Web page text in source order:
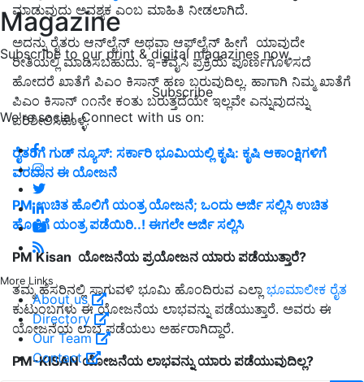
Magazine
Subscribe to our print & digital magazines now
Subscribe
We're social. Connect with us on:
More Links
About us
Directory
Our Team
Contact
ಮಾಡುವುದು ಅವಶ್ಯಕ ಎಂಬ ಮಾಹಿತಿ ನೀಡಲಾಗಿದೆ.
ಅದನ್ನು ರೈತರು ಆನ್‌ಲೈನ್ ಅಥವಾ ಆಫ್‌ಲೈನ್‌ ಹೀಗೆ ಯಾವುದೇ
ರೀತಿಯಲ್ಲಿ ಮಾಡಿಸಬಹುದು. ಇ-ಕೆವೈಸಿ ಪ್ರಕ್ರಿಯೆ ಪೂರ್ಣಗೊಳಿಸದೆ
ಹೋದರೆ ಖಾತೆಗೆ ಪಿಎಂ ಕಿಸಾನ್ ಹಣ ಬರುವುದಿಲ್ಲ. ಹಾಗಾಗಿ ನಿಮ್ಮ ಖಾತೆಗೆ
ಪಿಎಂ ಕಿಸಾನ್ ೧೧ನೇ ಕಂತು ಬರುತ್ತದೆಯೇ ಇಲ್ಲವೇ ಎನ್ನುವುದನ್ನು
ಪರಿಶೀಲಿಸಿಕೊಳ್ಳಿ.
ರೈತರಿಗೆ ಗುಡ್ ನ್ಯೂಸ್: ಸರ್ಕಾರಿ ಭೂಮಿಯಲ್ಲಿ ಕೃಷಿ: ಕೃಷಿ ಆಕಾಂಕ್ಷಿಗಳಿಗೆ
ವರದಾನ ಈ ಯೋಜನೆ
PM ಉಚಿತ ಹೊಲಿಗೆ ಯಂತ್ರ ಯೋಜನೆ; ಒಂದು ಅರ್ಜಿ ಸಲ್ಲಿಸಿ ಉಚಿತ
ಹೊಲಿಗೆ ಯಂತ್ರ ಪಡೆಯಿರಿ..! ಈಗಲೇ ಅರ್ಜಿ ಸಲ್ಲಿಸಿ
PM Kisan ಯೋಜನೆಯ ಪ್ರಯೋಜನ ಯಾರು ಪಡೆಯುತ್ತಾರೆ?
ತಮ್ಮ ಹೆಸರಿನಲ್ಲಿ ಸಾಗುವಳಿ ಭೂಮಿ ಹೊಂದಿರುವ ಎಲ್ಲಾ ಭೂಮಾಲೀಕ ರೈತ
ಕುಟುಂಬಗಳು ಈ ಯೋಜನೆಯ ಲಾಭವನ್ನು ಪಡೆಯುತ್ತಾರೆ. ಅವರು ಈ
ಯೋಜನೆಯ ಲಾಭ ಪಡೆಯಲು ಅರ್ಹರಾಗಿದ್ದಾರೆ.
PM-KISANಯೋಜನೆಯ ಲಾಭವನ್ನುಯಾರು ಪಡೆಯುವುದಿಲ್ಲ?